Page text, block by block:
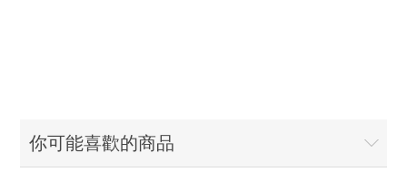
你可能喜歡的商品